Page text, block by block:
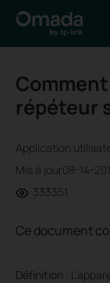
répéteur
Application
Mis à jour08-14-
333351
Ce document
Définition